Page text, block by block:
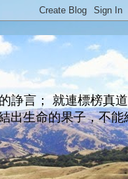
諍言； 就連標榜真
出生命的果子，不能